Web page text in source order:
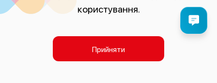
користування.
Прийняти